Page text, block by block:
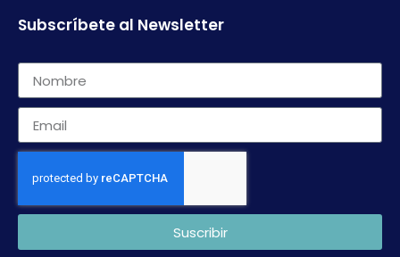
Subscríbete al Newsletter
Suscribir